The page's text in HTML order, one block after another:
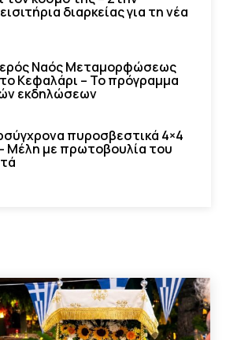
διαρκείας για τη νέα
Ναός Μεταμορφώσεως
Κεφαλάρι – Το πρόγραμμα
εκδηλώσεων
πυροσβεστικά 4×4
Μέλη με πρωτοβουλία του